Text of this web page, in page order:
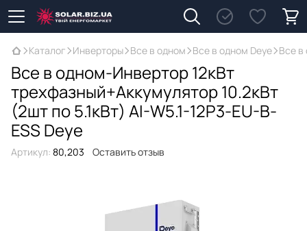
Каталог Инверторы Все в одном Все в одном Deye Все в
Все в одном-Инвертор 12кВт
трехфазный+Аккумулятор 10.2кВт
(2шт по 5.1кВт) AI-W5.1-12P3-EU-B-
ESS Deye
Артикул: 80,203 Оставить отзыв